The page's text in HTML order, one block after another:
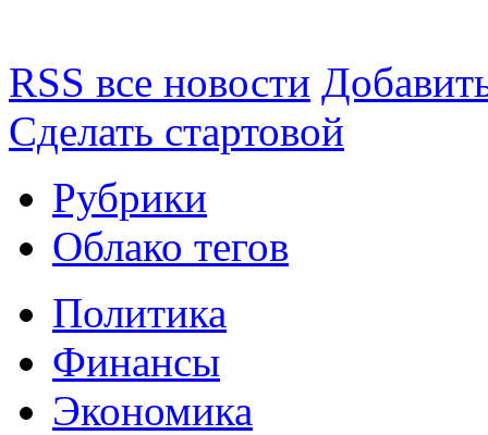
RSS все новости
Сделать стартовой
Рубрики
Облако тегов
Политика
Финансы
Экономика